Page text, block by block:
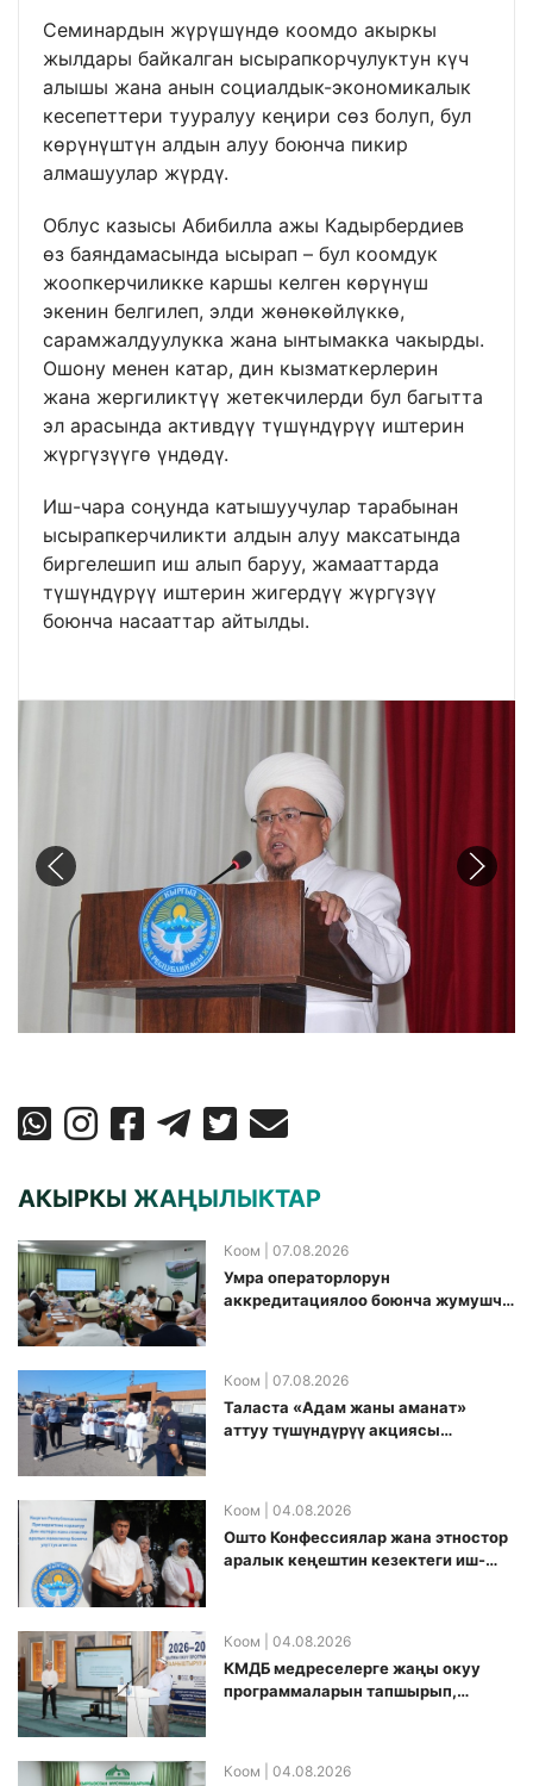
Семинардын жүрүшүндө коомдо акыркы
жылдары байкалган ысырапкорчулуктун күч
алышы жана анын социалдык-экономикалык
кесепеттери тууралуу кеңири сөз болуп, бул
көрүнүштүн алдын алуу боюнча пикир
алмашуулар жүрдү.
Облус казысы Абибилла ажы Кадырбердиев
өз баяндамасында ысырап – бул коомдук
жоопкерчиликке каршы келген көрүнүш
экенин белгилеп, элди жөнөкөйлүккө,
сарамжалдуулукка жана ынтымакка чакырды.
Ошону менен катар, дин кызматкерлерин
жана жергиликтүү жетекчилерди бул багытта
эл арасында активдүү түшүндүрүү иштерин
жүргүзүүгө үндөдү.
Иш-чара соңунда катышуучулар тарабынан
ысырапкерчиликти алдын алуу максатында
биргелешип иш алып баруу, жамааттарда
түшүндүрүү иштерин жигердүү жүргүзүү
боюнча насааттар айтылды.
АКЫРКЫ ЖАҢЫЛЫКТАР
Коом | 07.08.2026
Умра операторлорун
аккредитациялоо боюнча жумушчу
Коом | 07.08.2026
Таласта «Адам жаны аманат»
аттуу түшүндүрүү акциясы
Коом | 04.08.2026
Ошто Конфессиялар жана этностор
аралык кеңештин кезектеги иш-
Коом | 04.08.2026
КМДБ медреселерге жаңы окуу
программаларын тапшырып,
Коом | 04.08.2026